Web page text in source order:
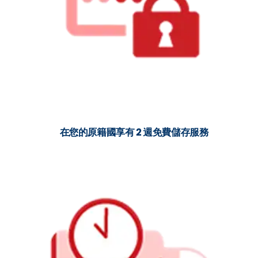
在您的原籍國享有 2 週免費儲存服務